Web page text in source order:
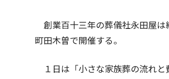
創業百十三年の葬儀社永田屋は
町田木曽で開催する。
１日は「小さな家族葬の流れと